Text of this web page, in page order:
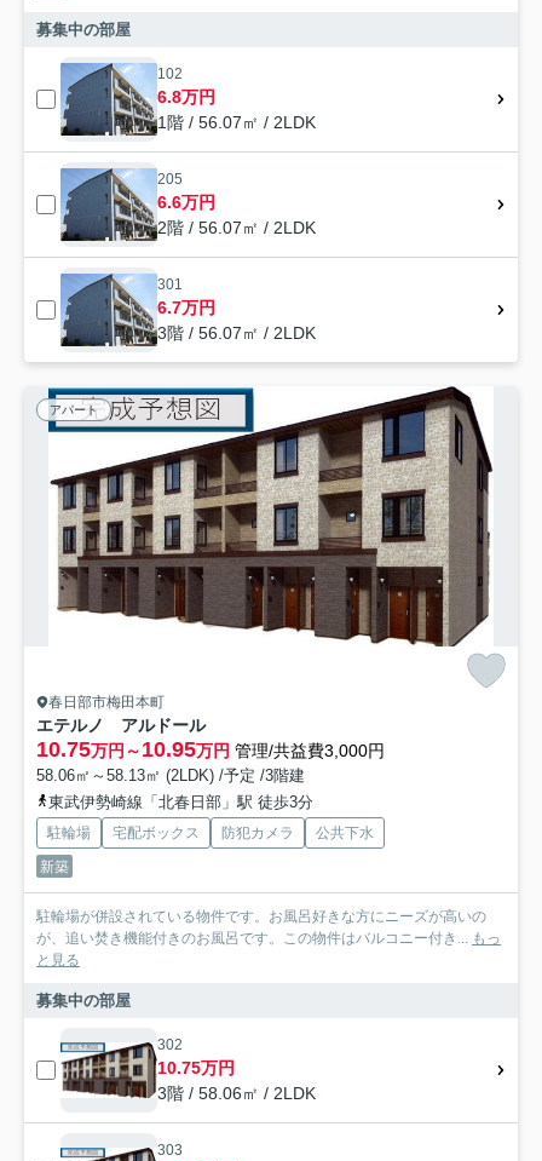
募集中の部屋
102
6.8万円
1階 / 56.07㎡ / 2LDK
205
6.6万円
2階 / 56.07㎡ / 2LDK
301
6.7万円
3階 / 56.07㎡ / 2LDK
アパート
春日部市梅田本町
エテルノ アルドール
10.75万円～10.95万円 管理/共益費3,000円
58.06㎡～58.13㎡ (2LDK) /予定 /3階建
東武伊勢崎線「北春日部」駅 徒歩3分
駐輪場 宅配ボックス 防犯カメラ
公共下水
新築
駐輪場が併設されている物件です。お風呂好きな方にニーズが高いの
が、追い焚き機能付きのお風呂です。この物件はバルコニー付き... もっ
と見る
募集中の部屋
302
10.75万円
3階 / 58.06㎡ / 2LDK
303